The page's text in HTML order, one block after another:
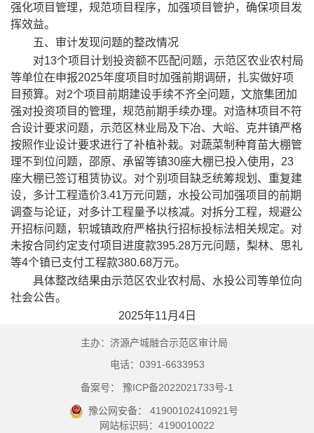
强化项目管理，规范项目程序，加强项目管护，确保项目发
挥效益。
五、 审计发现问题的整改情况
对13个项目计划投资额不匹配问题， 示范区农业农村局
等单位在申报2025年度项目时加强前期调研，扎实做好项
目预算。 对2个项目前期建设手续不齐全问题， 文旅集团加
强对投资项目的管理，规范前期手续办理。 对造林项目不符
合设计要求问题， 示范区林业局及下冶、大峪、克井镇严格
按照作业设计要求进行了补植补栽。 对蔬菜制种育苗大棚管
理不到位问题， 邵原、承留等镇30座大棚已投入使用， 23
座大棚已签订租赁协议。 对个别项目缺乏统筹规划 、 重复建
设， 多计工程造价3.41万元问题，水投公司加强项目的前期
调查与论证， 对多计工程量予以核减。 对拆分工程，规避公
开招标问题，轵城镇政府严格执行招标投标法相关规定。对
未按合同约定支付项目进度款395.28万元问题， 梨林、思礼
等4个镇已支付工程款380.68万元。
具体整改结果由示范区农业农村局、水投公司等单位向
社会公告。
2025年11月 4日
主办：济源产城融合示范区审计局
电话：0391-6633953
备案号： 豫ICP备2022021733号-1
豫公网安备： 41900102410921号
网站标识码：4190010022